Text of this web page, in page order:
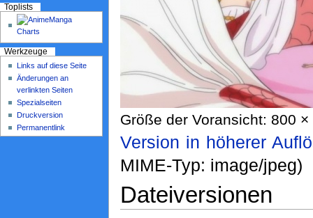
Größe der Voransicht: 800
Version in höherer
MIME-Typ: image/jpeg)
Dateiversionen
Toplists
Werkzeuge
Links auf diese Seite
Änderungen an
verlinkten Seiten
Spezialseiten
Druckversion
Permanentlink